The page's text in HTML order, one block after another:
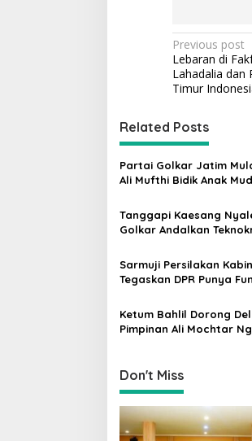
P
o
s
t
n
a
v
i
g
t
o
Previous post
Lebaran di
Lahadalia dan
Timur
Related Posts
Partai Golkar Jatim
Ali Mufthi Bidik Anak
Tanggapi Kaesang
Golkar Andalkan
Sarmuji Persilakan
Tegaskan DPR Punya
Ketum Bahlil Dorong
Pimpinan Ali Mochtar
Don't Miss